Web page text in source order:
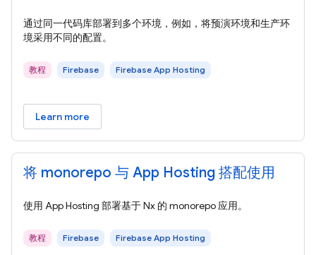
通过同一代码库部署到多个环境，例如，将预演环境和生产环
境采用不同的配置。
教程 Firebase Firebase App Hosting
Learn more
将 monorepo 与 App Hosting 搭配使用
使用 App Hosting 部署基于 Nx 的 monorepo 应用。
教程 Firebase Firebase App Hosting